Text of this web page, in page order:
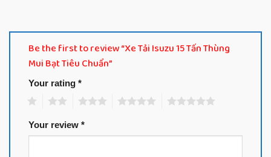
Be the first to review “Xe Tải Isuzu 15 Tấn Thùng
Mui Bạt Tiêu Chuẩn”
Your rating *
Your review *